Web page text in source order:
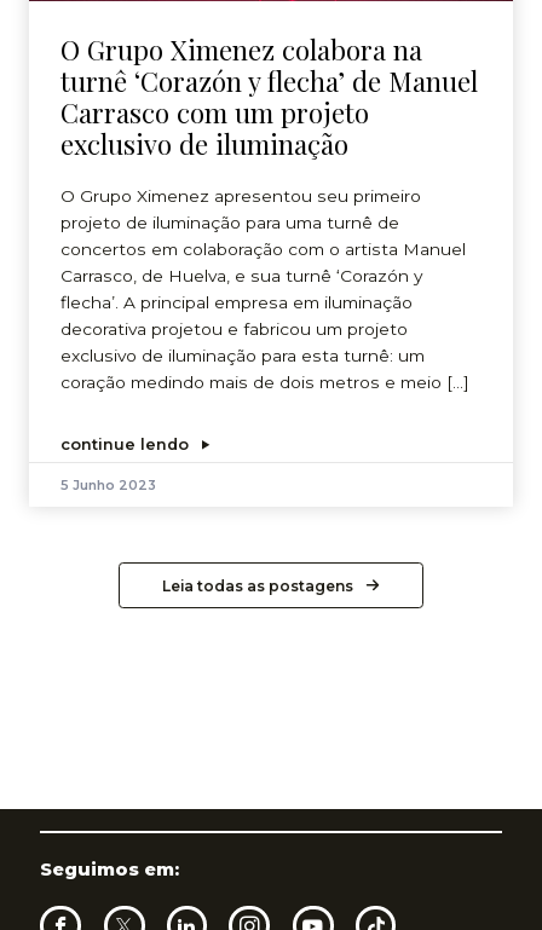
O Grupo Ximenez colabora na
turnê ‘Corazón y flecha’ de Manuel
Carrasco com um projeto
exclusivo de iluminação
O Grupo Ximenez apresentou seu primeiro
projeto de iluminação para uma turnê de
concertos em colaboração com o artista Manuel
Carrasco, de Huelva, e sua turnê ‘Corazón y
flecha’. A principal empresa em iluminação
decorativa projetou e fabricou um projeto
exclusivo de iluminação para esta turnê: um
coração medindo mais de dois metros e meio […]
continue lendo
5 Junho 2023
Leia todas as postagens
Seguimos em: